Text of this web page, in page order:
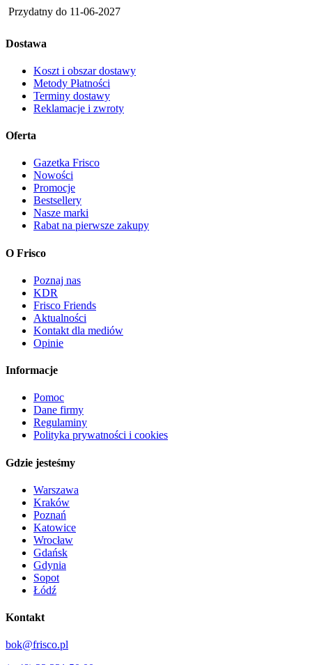
Przydatny do 11-06-2027
Dostawa
Koszt i obszar dostawy
Metody Płatności
Terminy dostawy
Reklamacje i zwroty
Oferta
Gazetka Frisco
Nowości
Promocje
Bestsellery
Nasze marki
Rabat na pierwsze zakupy
O Frisco
Poznaj nas
KDR
Frisco Friends
Aktualności
Kontakt dla mediów
Opinie
Informacje
Pomoc
Dane firmy
Regulaminy
Polityka prywatności i cookies
Gdzie jesteśmy
Warszawa
Kraków
Poznań
Katowice
Wrocław
Gdańsk
Gdynia
Sopot
Łódź
Kontakt
bok@frisco.pl